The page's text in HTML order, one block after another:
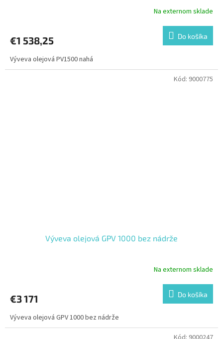
Na externom sklade
€1 538,25 Do košíka
Výveva olejová PV1500 nahá
Výveva olejová GPV 1000 bez nádrže
Na externom sklade
€3 171 Do košíka
Výveva olejová GPV 1000 bez nádrže
Kód: 9000775